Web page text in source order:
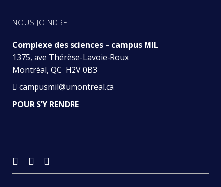
NOUS JOINDRE
Complexe des sciences – campus MIL
1375, ave Thérèse-Lavoie-Roux
Montréal, QC H2V 0B3
campusmil@umontreal.ca
POUR S’Y RENDRE